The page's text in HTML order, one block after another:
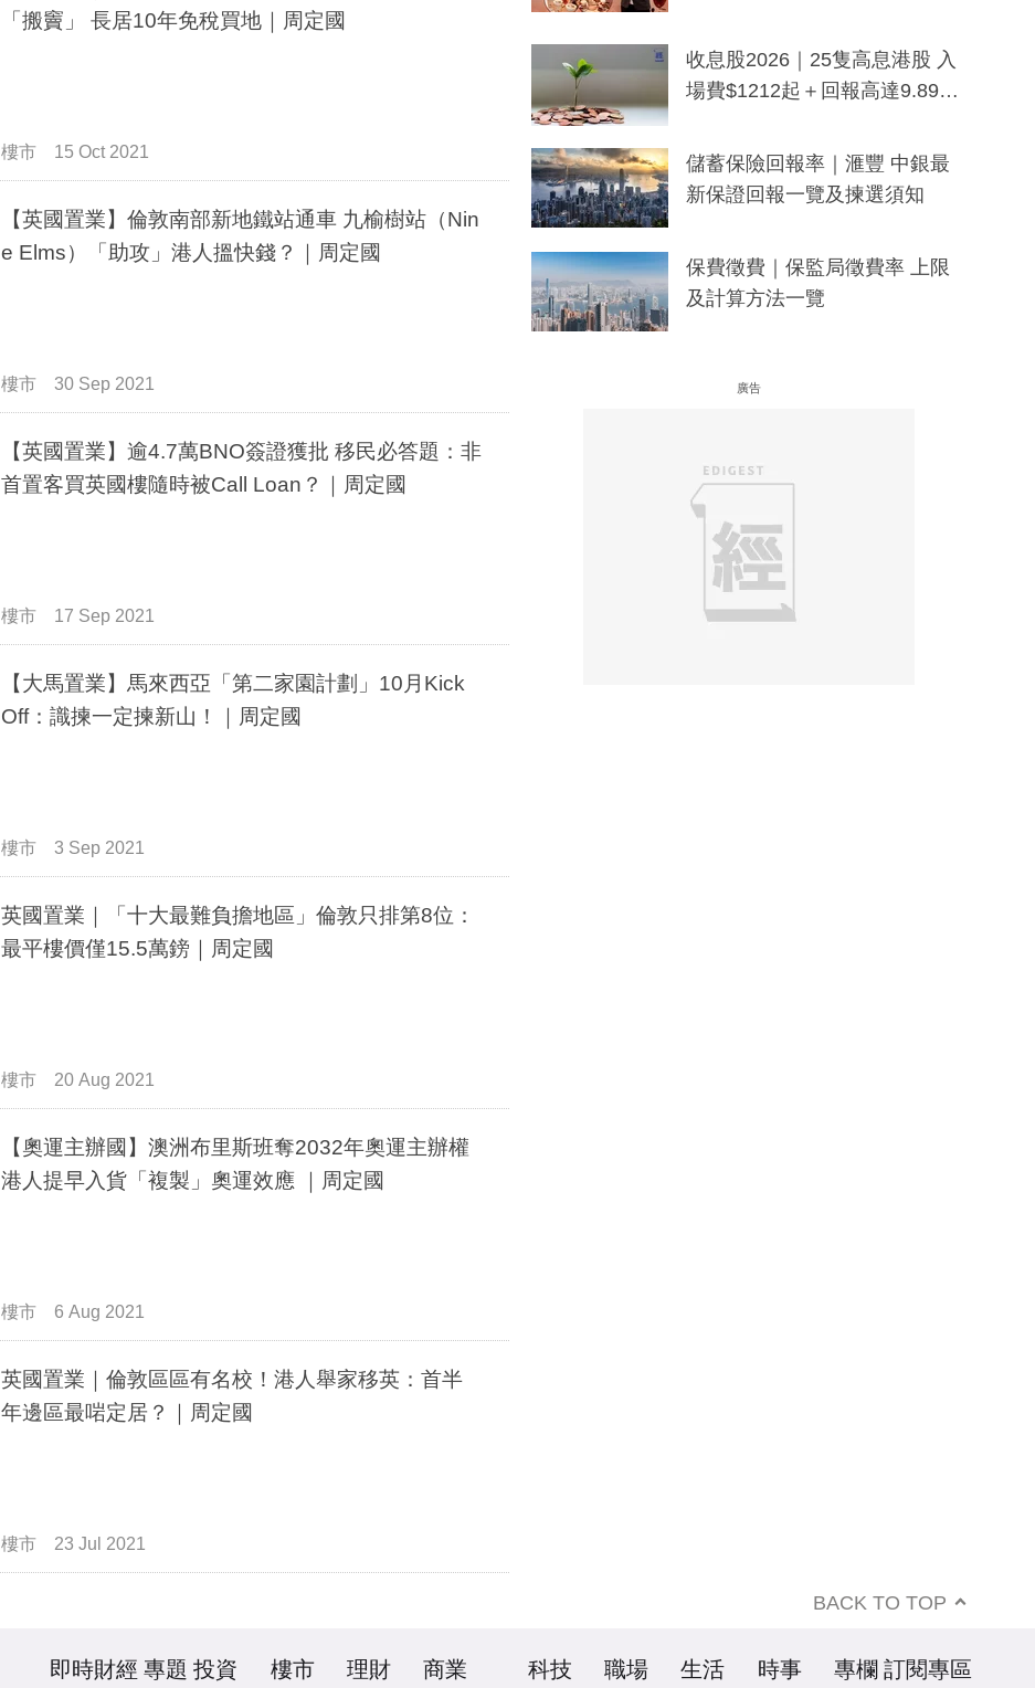
「搬竇」 長居10年免稅買地｜周定國
樓市 15 Oct 2021
【英國置業】倫敦南部新地鐵站通車 九榆樹站（Nin
e Elms）「助攻」港人搵快錢？｜周定國
樓市 30 Sep 2021
【英國置業】逾4.7萬BNO簽證獲批 移民必答題：非
首置客買英國樓隨時被Call Loan？｜周定國
樓市 17 Sep 2021
【大馬置業】馬來西亞「第二家園計劃」10月Kick
Off：識揀一定揀新山！｜周定國
樓市 3 Sep 2021
英國置業｜「十大最難負擔地區」倫敦只排第8位：
最平樓價僅15.5萬鎊｜周定國
樓市 20 Aug 2021
【奧運主辦國】澳洲布里斯班奪2032年奧運主辦權
港人提早入貨「複製」奧運效應 ｜周定國
樓市 6 Aug 2021
英國置業｜倫敦區區有名校！港人舉家移英：首半
年邊區最啱定居？｜周定國
樓市 23 Jul 2021
y及香港限定特調系列
收息股2026｜25隻高息港股 入
場費$1212起＋回報高達9.89
儲蓄保險回報率｜滙豐 中銀最
新保證回報一覽及揀選須知
保費徵費｜保監局徵費率 上限
及計算方法一覽
廣告
BACK TO TOP
即時財經 專題 投資 樓市 理財 商業 科技 職場 生活 時事 專欄 訂閱專區